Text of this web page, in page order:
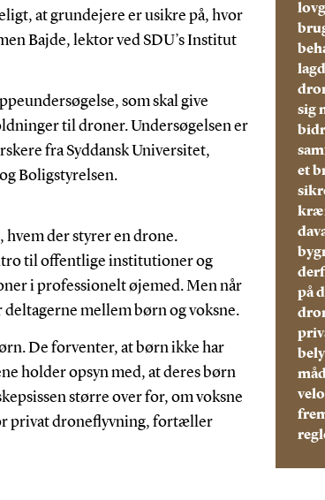
at grundejere er usikre på, hvor
Bajde, lektor ved SDU’s Institut
som skal give
til droner. Undersøgelsen er
fra Syddansk Universitet,
Boligstyrelsen.
hvem der styrer en drone.
til offentlige institutioner og
i professionelt øjemed. Men når
mellem børn og voksne.
De forventer, at børn ikke har
holder opsyn med, at deres børn
større over for, om voksne
privat droneflyvning, fortæller
sig
et
på